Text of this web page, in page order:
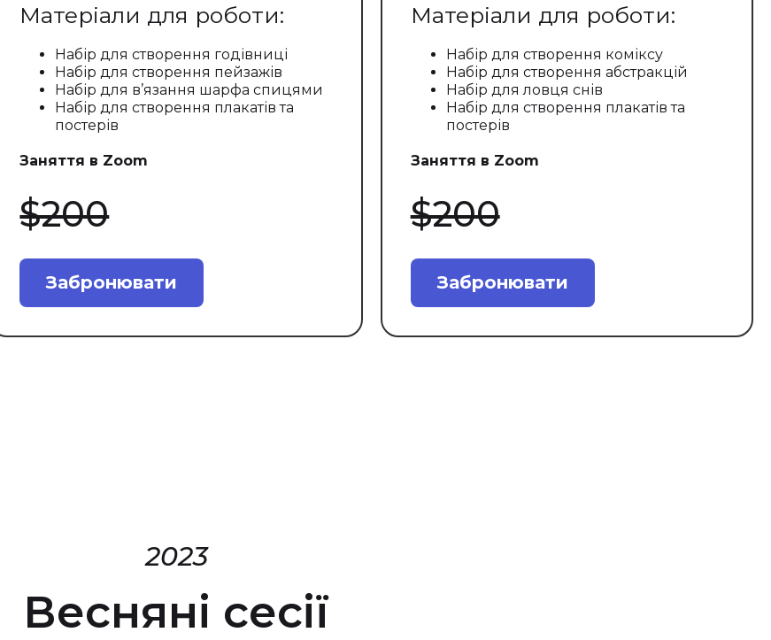
Матеріали для роботи:
Набір для створення годівниці
Набір для створення пейзажів
Набір для в’язання шарфа спицями
Набір для створення плакатів та
постерів
Заняття в Zoom
$200
Забронювати
Матеріали для роботи:
Набір для створення коміксу
Набір для створення абстракцій
Набір для ловця снів
Набір для створення плакатів та
постерів
Заняття в Zoom
$200
Забронювати
2023
Весняні сесії